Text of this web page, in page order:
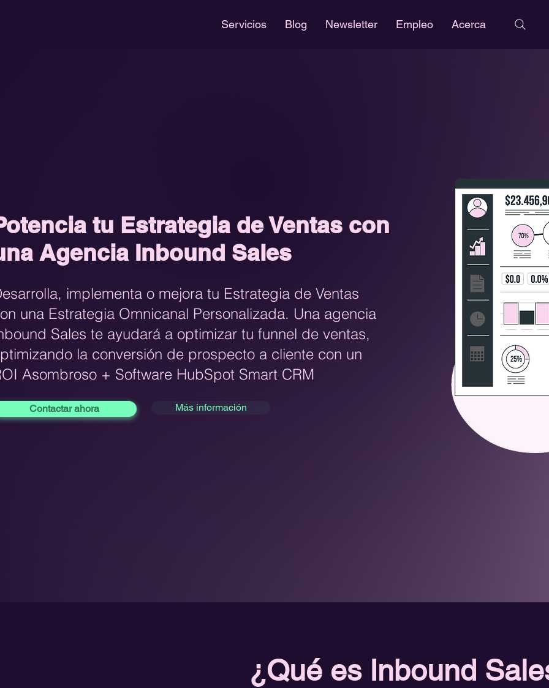
Servicios Blog Newsletter Empleo Acerca
tu Estrategia de Ventas con
Agencia Inbound Sales
implementa o mejora tu Estrategia de Ventas
una Estrategia Omnicanal Personalizada. Una agencia
Sales te ayudará a optimizar tu funnel de ventas,
la conversión de prospecto a cliente con un
Asombroso + Software HubSpot Smart CRM
Contactar ahora Más información
¿Qué es Inbound